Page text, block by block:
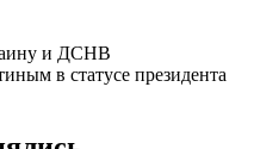
в статусе президента